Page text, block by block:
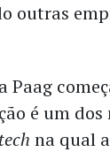
outras
Paag
é um
na qual